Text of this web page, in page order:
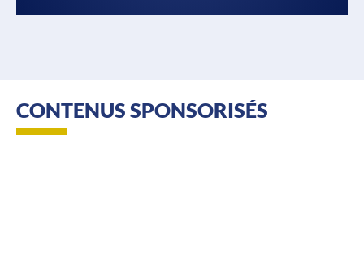
CONTENUS SPONSORISÉS